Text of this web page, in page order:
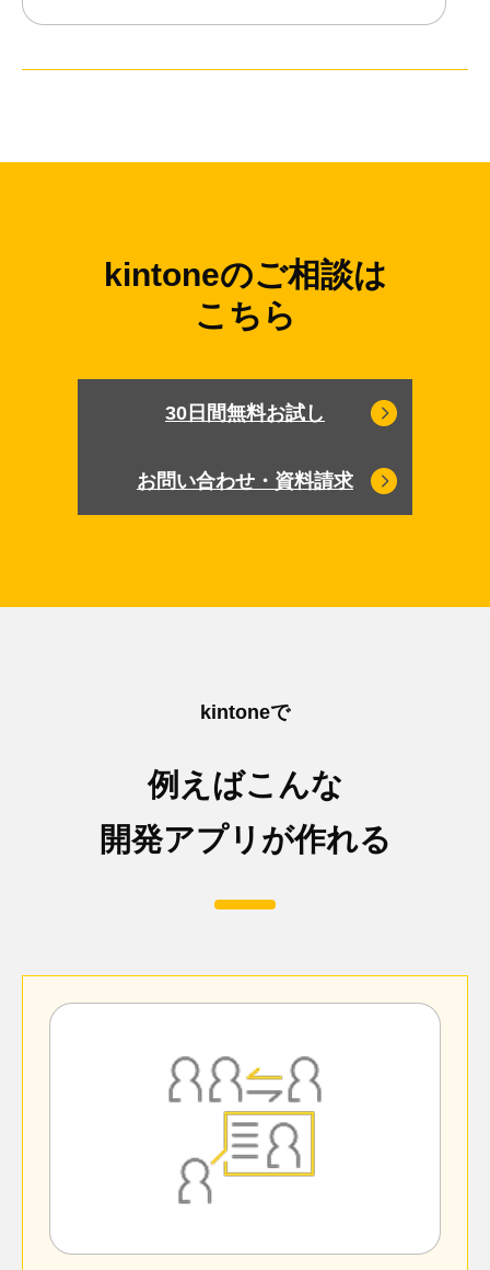
kintoneのご相談は
こちら
30日間無料お試し
お問い合わせ・資料請求
kintoneで
例えばこんな
開発アプリが作れる
製造元：株式会社日立ケーイーシステムズ
製造元：株式会社日立ケーイーシステムズ
タブ表示プラグインProの概要
閉じる
簡単検索プラグインとは？
kintone の検索機能をより使いやすくするためのプラグ
あらかじめフィールドを指定した検索窓を常に一覧画
面に出しておくことができます。照会が必要な業務に